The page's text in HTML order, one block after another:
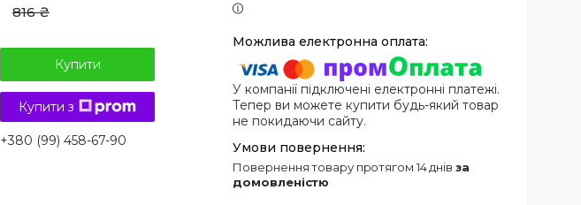
816 ₴
Купити
Купити з
+380 (99) 458-67-90
У компанії підключені електронні платежі.
Тепер ви можете купити будь-який товар
не покидаючи сайту.
повернення товару протягом 14 днів за
домовленістю